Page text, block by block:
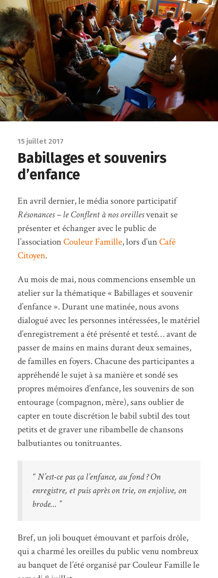
15 juillet 2017
Babillages et souvenirs
d’enfance
En avril dernier, le média sonore participatif
Résonances – le Conflent à nos oreillesvenait se
présenter et échanger avec le public de
l’associationCouleur Famille, lors d’unCafé
Citoyen.
Au mois de mai, nous commencions ensemble un
atelier sur la thématique « Babillages et souvenir
d’enfance ». Durant une matinée, nous avons
dialogué avec les personnes intéressées, le matériel
d’enregistrement a été présenté et testé… avant de
passer de mains en mains durant deux semaines,
de familles en foyers. Chacune des participantes a
appréhendé le sujet à sa manière et sondé ses
propres mémoires d’enfance, les souvenirs de son
entourage (compagnon, mère), sans oublier de
capter en toute discrétion le babil subtil des tout
petits et de graver une ribambelle de chansons
balbutiantes ou tonitruantes.
“ N’est-ce pas ça l’enfance, au fond ? On
enregistre, et puis après on trie, on enjolive, on
brode… ”
Bref, un joli bouquet émouvant et parfois drôle,
qui a charmé les oreilles du public venu nombreux
au banquet de l’été organisé par Couleur Famille le